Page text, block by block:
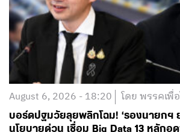
August 6, 2026 - 18:20 โดย พรรคเพื่
บอร์ดปฐมวัยลุยพลิกโฉม! ‘รองนายกฯ
นโยบายด่วน เชื่อม Big Data 13 หลักอุ